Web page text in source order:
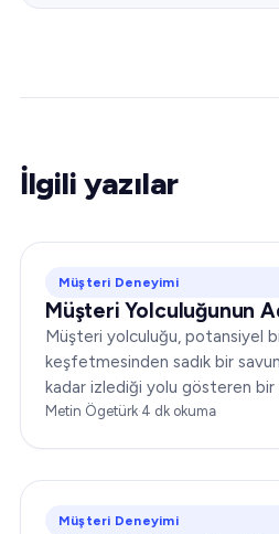
İlgili yazılar
Müşteri Deneyimi
Müşteri Yolculuğunun
Müşteri yolculuğu, potansiyel
keşfetmesinden sadık bir
kadar izlediği yolu gösteren bir
benzetilebilir. Pazarlama ve
Metin Ögetürk·4 dk okuma
Müşteri Deneyimi